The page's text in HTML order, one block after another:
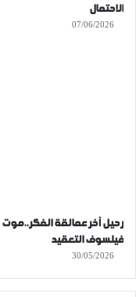
الاحتمال
07/06/2026
رحيل آخر عمالقة الفكر..موت
فيلسوف التعقيد
30/05/2026